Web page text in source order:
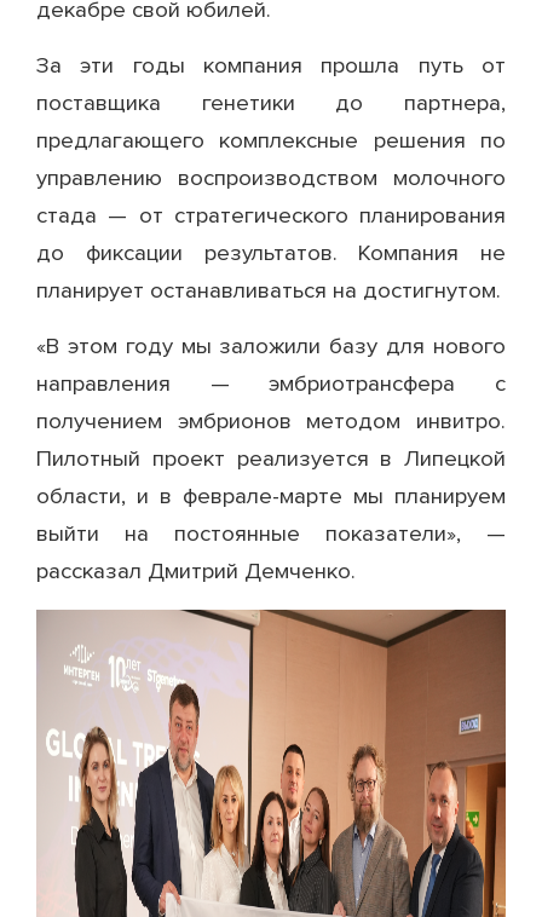
декабре свой юбилей.
За эти годы компания прошла путь от
поставщика генетики до партнера,
предлагающего комплексные решения по
управлению воспроизводством молочного
стада — от стратегического планирования
до фиксации результатов. Компания не
планирует останавливаться на достигнутом.
«В этом году мы заложили базу для нового
направления — эмбриотрансфера с
получением эмбрионов методом инвитро.
Пилотный проект реализуется в Липецкой
области, и в феврале-марте мы планируем
выйти на постоянные показатели», —
рассказал Дмитрий Демченко.